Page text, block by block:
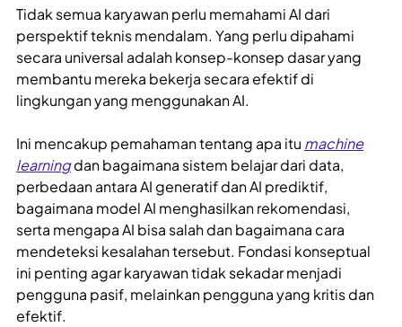
Tidak semua karyawan perlu memahami AI dari
perspektif teknis mendalam. Yang perlu dipahami
secara universal adalah konsep-konsep dasar yang
membantu mereka bekerja secara efektif di
lingkungan yang menggunakan AI.
Ini mencakup pemahaman tentang apa itu machine
learningdan bagaimana sistem belajar dari data,
perbedaan antara AI generatif dan AI prediktif,
bagaimana model AI menghasilkan rekomendasi,
serta mengapa AI bisa salah dan bagaimana cara
mendeteksi kesalahan tersebut. Fondasi konseptual
ini penting agar karyawan tidak sekadar menjadi
pengguna pasif, melainkan pengguna yang kritis dan
efektif.